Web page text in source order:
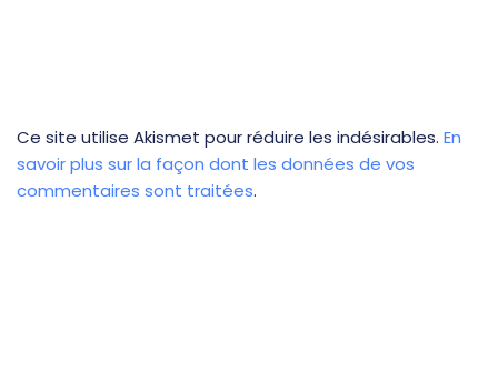
Ce site utilise Akismet pour réduire les indésirables. En
savoir plus sur la façon dont les données de vos
commentaires sont traitées.